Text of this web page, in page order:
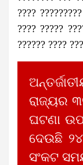
????
???? ?????
?????? ????
ରାଜ୍ୟର
ଘଟଣା
ଦେଉଛି
ସଂକଟ